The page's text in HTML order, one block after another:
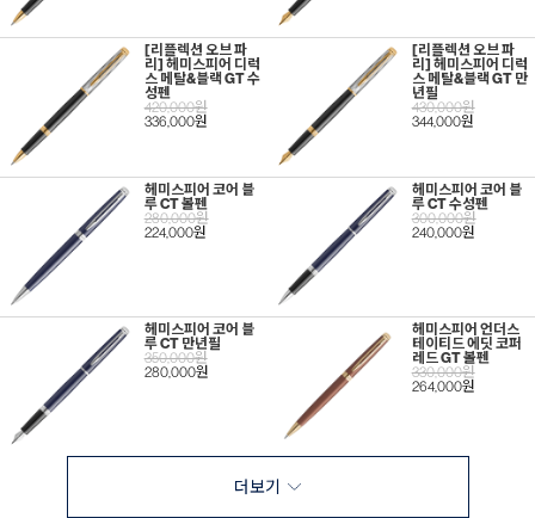
[리플렉션 오브 파
리] 헤미스피어 디럭
스 메탈&블랙 GT 수
성펜
420,000원
336,000원
[리플렉션 오브 파
리] 헤미스피어 디럭
스 메탈&블랙 GT 만
년필
430,000원
344,000원
헤미스피어 코어 블
루 CT 볼펜
280,000원
224,000원
헤미스피어 코어 블
루 CT 수성펜
300,000원
240,000원
헤미스피어 코어 블
루 CT 만년필
350,000원
280,000원
헤미스피어 언더스
테이티드 에딧 코퍼
레드 GT 볼펜
330,000원
264,000원
더보기